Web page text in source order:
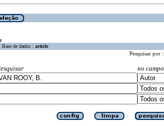
Base de dados : article
Pesquisar por :
no campo